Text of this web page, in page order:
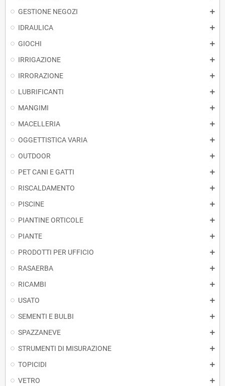
GESTIONE NEGOZI
IDRAULICA
GIOCHI
IRRIGAZIONE
IRRORAZIONE
LUBRIFICANTI
MANGIMI
MACELLERIA
OGGETTISTICA VARIA
OUTDOOR
PET CANI E GATTI
RISCALDAMENTO
PISCINE
PIANTINE ORTICOLE
PIANTE
PRODOTTI PER UFFICIO
RASAERBA
RICAMBI
USATO
SEMENTI E BULBI
SPAZZANEVE
STRUMENTI DI MISURAZIONE
TOPICIDI
VETRO